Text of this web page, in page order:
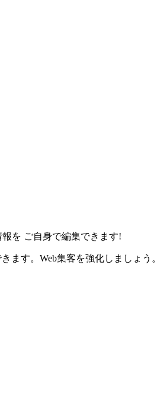
報を ご自身で編集できます!
ます。Web集客を強化しましょう。